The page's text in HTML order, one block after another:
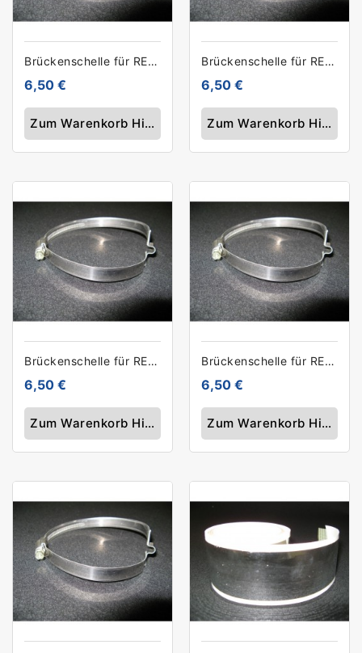
Brückenschelle für RECYduct 100mm
6,50 €
Zum Warenkorb Hinzufügen
Brückenschelle für RECYduct 152mm
6,50 €
Zum Warenkorb
Brückenschelle für RECYduct 172mm
6,50 €
Zum Warenkorb Hinzufügen
Brückenschelle für RECYduct 60mm
6,50 €
Zum Warenkorb